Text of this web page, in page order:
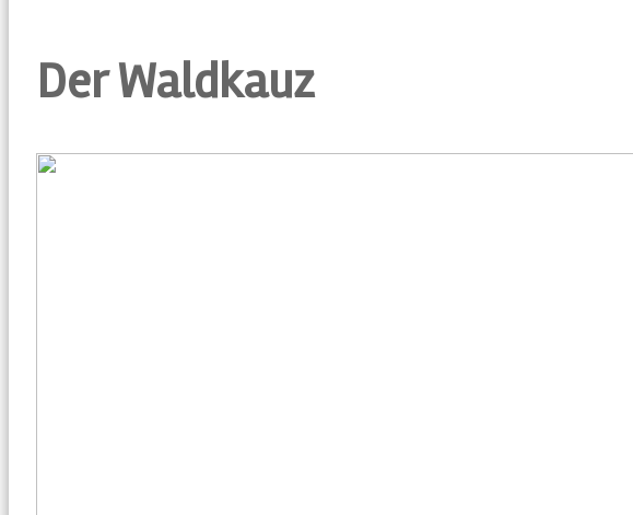
Der Waldkauz